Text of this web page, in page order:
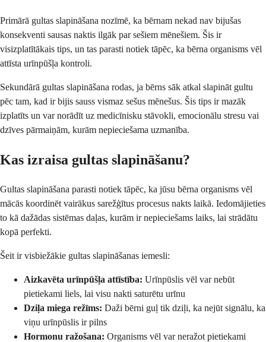
Primārā gultas slapināšana nozīmē, ka bērnam nekad nav bijušas
konsekventi sausas naktis ilgāk par sešiem mēnešiem. Šis ir
visizplatītākais tips, un tas parasti notiek tāpēc, ka bērna organisms vēl
attīsta urīnpūšļa kontroli.
Sekundārā gultas slapināšana rodas, ja bērns sāk atkal slapināt gultu
pēc tam, kad ir bijis sauss vismaz sešus mēnešus. Šis tips ir mazāk
izplatīts un var norādīt uz medicīnisku stāvokli, emocionālu stresu vai
dzīves pārmaiņām, kurām nepieciešama uzmanība.
Kas izraisa gultas slapināšanu?
Gultas slapināšana parasti notiek tāpēc, ka jūsu bērna organisms vēl
mācās koordinēt vairākus sarežģītus procesus nakts laikā. Iedomājieties
to kā dažādas sistēmas daļas, kurām ir nepieciešams laiks, lai strādātu
kopā perfekti.
Šeit ir visbiežākie gultas slapināšanas iemesli:
Aizkavēta urīnpūšļa attīstība: Urīnpūslis vēl var nebūt
pietiekami liels, lai visu nakti saturētu urīnu
Dziļa miega režīms: Daži bērni guļ tik dziļi, ka nejūt signālu, ka
viņu urīnpūslis ir pilns
Hormonu ražošana: Organisms vēl var neražot pietiekami